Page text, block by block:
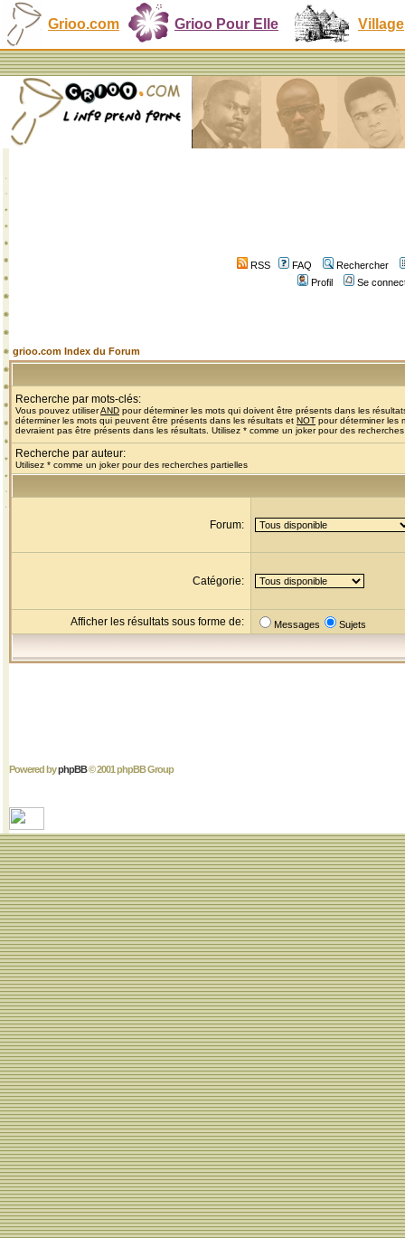
Grioo.com Grioo Pour Elle Village
RSS FAQ
Rechercher
Profil
Se
grioo.com Index du Forum
Recherche par mots-clés:
Vous pouvez utiliserAND pour déterminer les mots qui doivent être présents dans les
déterminer les mots qui peuvent être présents dans les résultats et NOT pour déterminer les
devraient pas être présents dans les résultats. Utilisez * comme un joker pour des
Recherche par auteur:
Utilisez * comme un joker pour des recherches partielles
Forum:
Catégorie:
Afficher les résultats sous forme de: Messages Sujets
Powered byphpBB© 2001 phpBB Group